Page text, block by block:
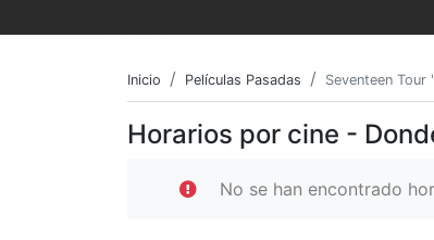
Inicio Películas Pasadas Seventeen
Horarios por cine -
No se han encontrado